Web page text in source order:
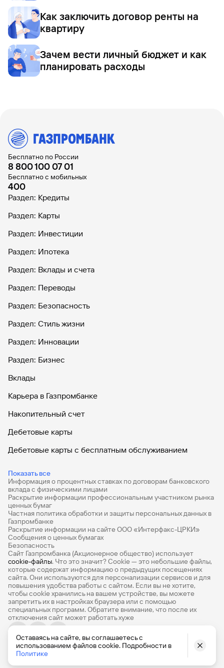
Как заключить договор ренты на
квартиру
Зачем вести личный бюджет и как
планировать расходы
Бесплатно по России
8 800 100 07 01
Бесплатно с мобильных
400
Раздел: Кредиты
Раздел: Карты
Раздел: Инвестиции
Раздел: Ипотека
Раздел: Вклады и счета
Раздел: Переводы
Раздел: Безопасность
Раздел: Стиль жизни
Раздел: Инновации
Раздел: Бизнес
Вклады
Карьера в Газпромбанке
Накопительный счет
Дебетовые карты
Дебетовые карты с бесплатным обслуживанием
Показать все
Банковские вклады на 3 месяца
Вклады с высоким процентом
Калькулятор вкладов
Виртуальные карты
Премиум
РКО
Ипотечный калькулятор
Кредитный калькулятор
Про Финансы
База знаний
Карта сайта
Информация о процентных ставках по договорам банковского
вклада с физическими лицами
Раскрытие информации профессиональным участником рынка
ценных бумаг
Частная политика обработки и защиты персональных данных в
Газпромбанке
Раскрытие информации на сайте ООО «Интерфакс-ЦРКИ»
Сообщения о ценных бумагах
Безопасность
Сайт Газпромбанка (Акционерное общество) использует
cookie-файлы. Что это значит? Сookie — это небольшие файлы,
которые содержат информацию о предыдущих посещениях
сайта. Они используются для персонализации сервисов и для
повышения удобства работы с сайтом. Если вы не хотите,
чтобы сookie хранились на вашем устройстве, вы можете
запретить их в настройках браузера или с помощью
специальных программ. Обратите внимание, что после их
отключения сайт может работать хуже
© 1990-2026, Банк ГПБ (АО) Генеральная лицензия Банка
России № 354
Оставаясь на сайте, вы соглашаетесь с
использованием файлов cookie. Подробности в
Политике